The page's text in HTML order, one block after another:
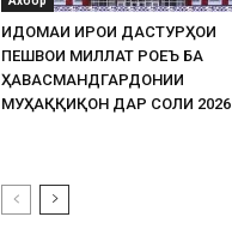
ИДОМАИ ИҶРОИ ДАСТУРҲОИ
ПЕШВОИ МИЛЛАТ РОҶЕЪ БА
ҲАВАСМАНДГАРДОНИИ
МУҲАҚҚИҚОН ДАР СОЛИ 2026